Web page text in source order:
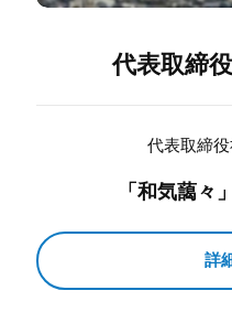
代表取締
代表取締
「和気藹々
詳